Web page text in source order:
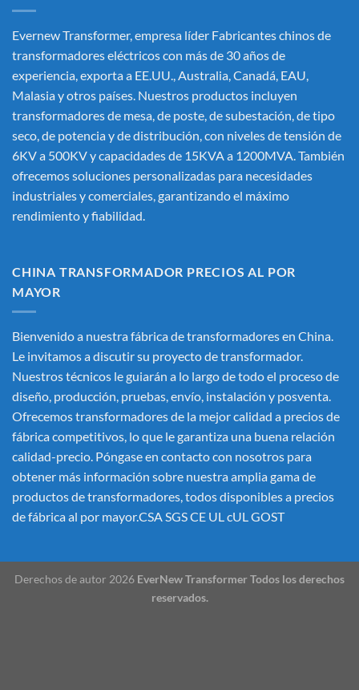
Evernew Transformer, empresa líder Fabricantes chinos de
transformadores eléctricoscon más de 30 años de
experiencia, exporta a EE.UU., Australia, Canadá, EAU,
Malasia y otros países. Nuestros productos incluyen
transformadores de mesa, de poste, de subestación, de tipo
seco, de potencia y de distribución, con niveles de tensión de
6KV a 500KV y capacidades de 15KVA a 1200MVA. También
ofrecemos soluciones personalizadas para necesidades
industriales y comerciales, garantizando el máximo
rendimiento y fiabilidad.
CHINA TRANSFORMADOR PRECIOS AL POR
MAYOR
Bienvenido a nuestra fábrica de transformadores en China.
Le invitamos a discutir su proyecto de transformador.
Nuestros técnicos le guiarán a lo largo de todo el proceso de
diseño, producción, pruebas, envío, instalación y posventa.
Ofrecemos transformadores de la mejor calidad a precios de
fábrica competitivos, lo que le garantiza una buena relación
calidad-precio. Póngase en contacto con nosotros para
obtener más información sobre nuestra amplia gama de
productos de transformadores, todos disponibles a precios
de fábrica al por mayor.CSA SGS CE UL cUL GOST
Derechos de autor 2026 EverNew Transformer Todos los derechos
reservados.